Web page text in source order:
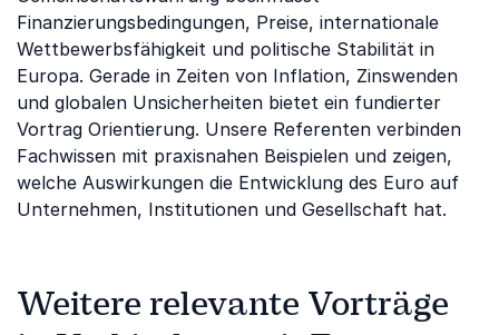
Finanzierungsbedingungen, Preise, internationale
Wettbewerbsfähigkeit und politische Stabilität in
Europa. Gerade in Zeiten von Inflation, Zinswenden
und globalen Unsicherheiten bietet ein fundierter
Vortrag Orientierung. Unsere Referenten verbinden
Fachwissen mit praxisnahen Beispielen und zeigen,
welche Auswirkungen die Entwicklung des Euro auf
Unternehmen, Institutionen und Gesellschaft hat.
Weitere relevante Vorträge